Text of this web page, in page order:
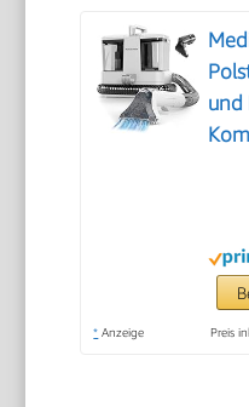
und
* Anzeige Preis